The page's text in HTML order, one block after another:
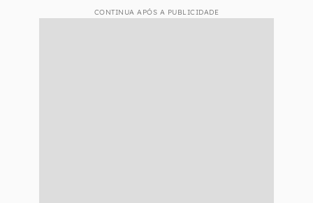
CONTINUA APÓS A PUBLICIDADE